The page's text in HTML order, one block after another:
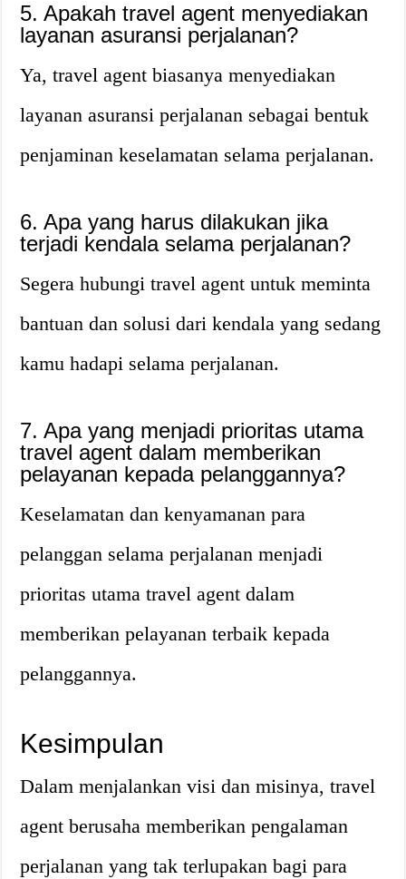
5. Apakah travel agent menyediakan
layanan asuransi perjalanan?
Ya, travel agent biasanya menyediakan
layanan asuransi perjalanan sebagai bentuk
penjaminan keselamatan selama perjalanan.
6. Apa yang harus dilakukan jika
terjadi kendala selama perjalanan?
Segera hubungi travel agent untuk meminta
bantuan dan solusi dari kendala yang sedang
kamu hadapi selama perjalanan.
7. Apa yang menjadi prioritas utama
travel agent dalam memberikan
pelayanan kepada pelanggannya?
Keselamatan dan kenyamanan para
pelanggan selama perjalanan menjadi
prioritas utama travel agent dalam
memberikan pelayanan terbaik kepada
pelanggannya.
Kesimpulan
Dalam menjalankan visi dan misinya, travel
agent berusaha memberikan pengalaman
perjalanan yang tak terlupakan bagi para